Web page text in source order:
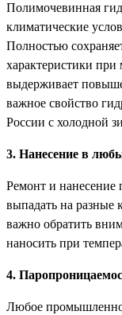
Полимочевинная
климатические
Полностью
характеристики
выдерживает
важное свойство
России с холодной
3. Нанесение в
Ремонт и нанесение
выпадать на разные
важно обратить
наносить при
4.
Любое